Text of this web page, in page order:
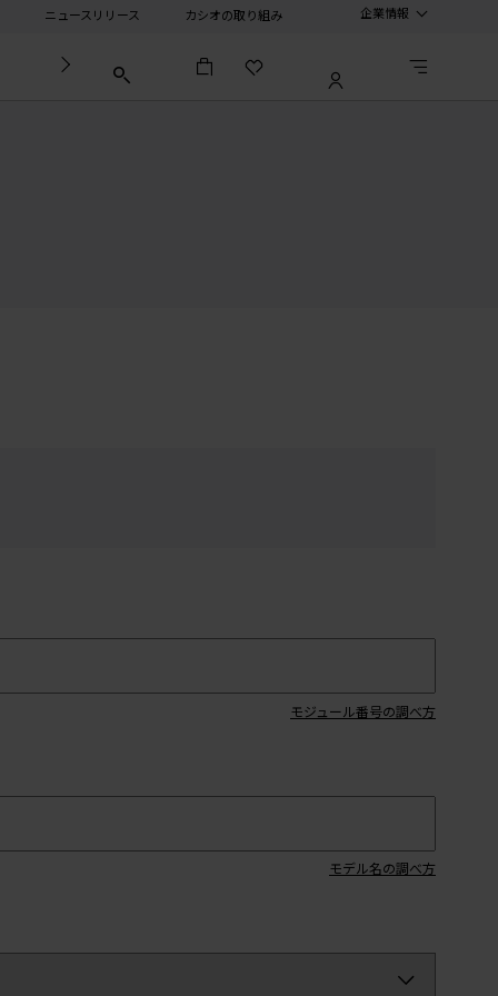
ニュースリリース カシオの取り組み 企業情報
法人向け製品
モジュール番号の調べ方
モデル名の調べ方